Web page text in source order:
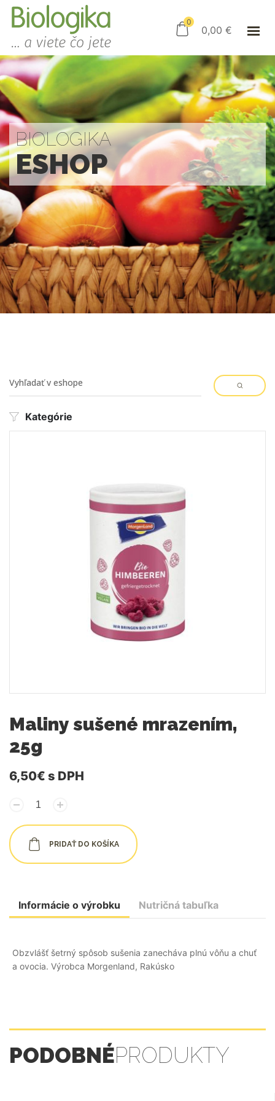
ESHOP
AKO NAKUPOVAŤ
KAMENNÝ OBCHOD
KONTAKT
0
0,00 €
PRIHLÁSENIE
BIOLOGIKA
ESHOP
Kategórie
Maliny sušené mrazením,
25g
6,50€ s DPH
PRIDAŤ DO KOŠÍKA
Informácie o výrobku Nutričná tabuľka
Obzvlášť šetrný spôsob sušenia zanecháva plnú vôňu a chuť
a ovocia. Výrobca Morgenland, Rakúsko
PODOBNÉPRODUKTY